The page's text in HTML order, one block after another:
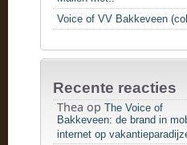
Voice of VV Bakkeveen
Recente reacties
Thea op The Voice of
Bakkeveen: de brand in
internet op